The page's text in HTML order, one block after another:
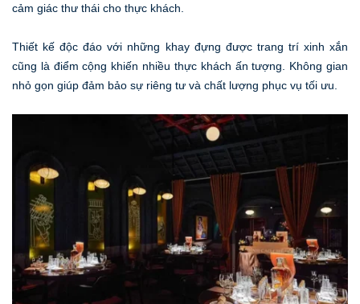
cảm giác thư thái cho thực khách.
Thiết kế độc đáo với những khay đựng được trang trí xinh xắn
cũng là điểm cộng khiến nhiều thực khách ấn tượng. Không gian
nhỏ gọn giúp đảm bảo sự riêng tư và chất lượng phục vụ tối ưu.